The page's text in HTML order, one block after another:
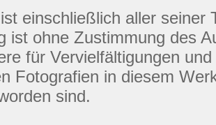
einschließlich aller seiner
ist ohne Zustimmung des
für Vervielfältigungen
Fotografien in diesem
sind.